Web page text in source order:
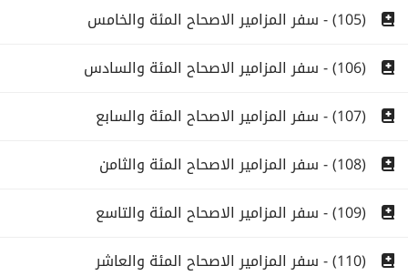
(105) - سفر المزامير الاصحاح المئة والخامس
(106) - سفر المزامير الاصحاح المئة والسادس
(107) - سفر المزامير الاصحاح المئة والسابع
(108) - سفر المزامير الاصحاح المئة والثامن
(109) - سفر المزامير الاصحاح المئة والتاسع
(110) - سفر المزامير الاصحاح المئة والعاشر